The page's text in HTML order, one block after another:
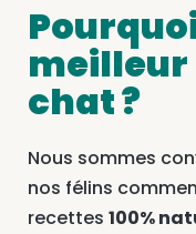
meilleur
chat ?
Nous sommes
nos félins
recettes 100%